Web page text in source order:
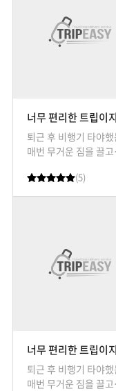
너무 편리한 트립이지
퇴근 후 비행기 타야
매번 무거운 짐을 끌고
여행전에 진빼지 않고
트립이지 덕분에 편안
(5)
너무 편리한 트립이지
퇴근 후 비행기 타야
매번 무거운 짐을 끌고